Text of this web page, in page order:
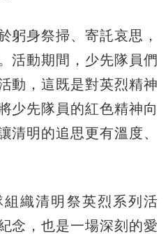
身祭掃、寄託哀思，
活動期間，少先隊員們
動，這既是對英烈精神
少先隊員的紅色精神向
清明的追思更有溫度、
織清明祭英烈系列活
念，也是一場深刻的愛